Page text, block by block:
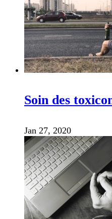
Soin des
Jan 27, 2020